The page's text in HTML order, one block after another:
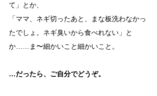
て」とか、
「ママ、ネギ切ったあと、まな板洗わなかっ
たでしょ。ネギ臭いから食べれない」と
か……ま〜細かいこと細かいこと。
…だったら、ご自分でどうぞ。